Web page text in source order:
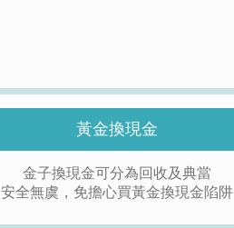
黃金換現金
金子換現金可分為回收及典當
安全無虞， 免擔心買黃金換現金陷阱